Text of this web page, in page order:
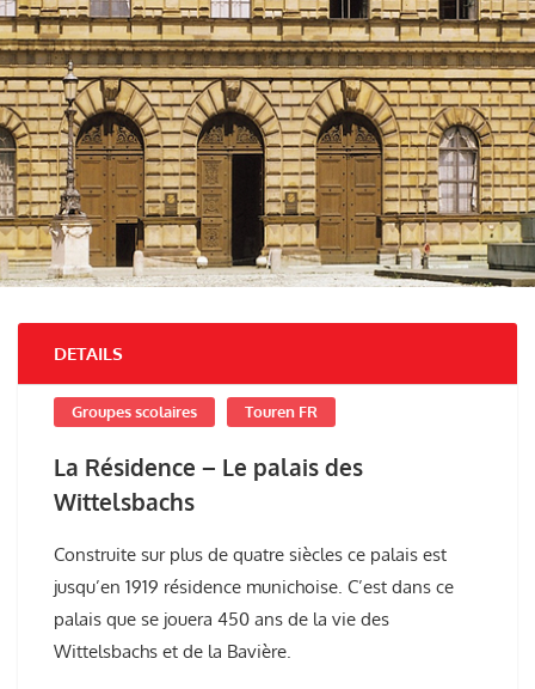
DETAILS
Groupes scolaires Touren FR
La Résidence – Le palais des
Wittelsbachs
Construite sur plus de quatre siècles ce palais est
jusqu’en 1919 résidence munichoise. C’est dans ce
palais que se jouera 450 ans de la vie des
Wittelsbachs et de la Bavière.